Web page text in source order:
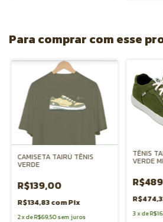
Para comprar com esse
CAMISETA TAIRÚ TÊNIS
VERDE
R$139,00
R$134,83comPix
2xdeR$69,50 sem juros
TÊNIS
VERDE
3xde